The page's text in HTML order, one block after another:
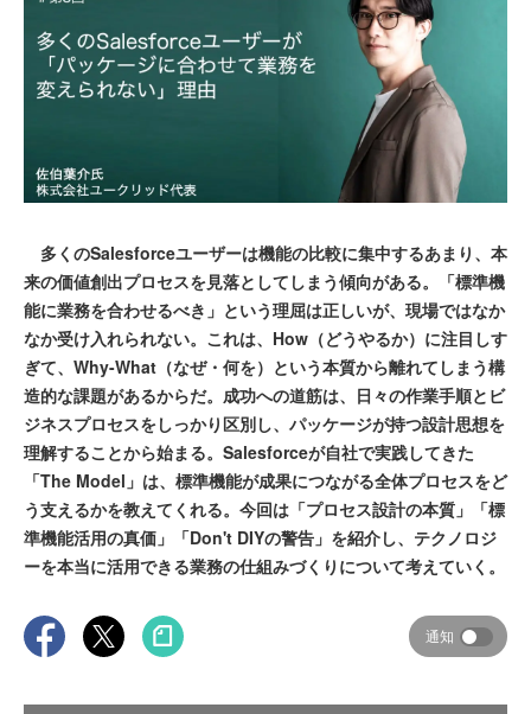
多くのSalesforceユーザーは機能の比較に集中するあまり、本
来の価値創出プロセスを見落としてしまう傾向がある。「標準機
能に業務を合わせるべき」という理屈は正しいが、現場ではなか
なか受け入れられない。これは、How（どうやるか）に注目しす
ぎて、Why-What（なぜ・何を）という本質から離れてしまう構
造的な課題があるからだ。成功への道筋は、日々の作業手順とビ
ジネスプロセスをしっかり区別し、パッケージが持つ設計思想を
理解することから始まる。Salesforceが自社で実践してきた
「The Model」は、標準機能が成果につながる全体プロセスをど
う支えるかを教えてくれる。今回は「プロセス設計の本質」「標
準機能活用の真価」「Don't DIYの警告」を紹介し、テクノロジ
ーを本当に活用できる業務の仕組みづくりについて考えていく。
通知